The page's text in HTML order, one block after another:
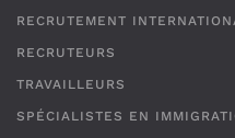
RECRUTEMENT
RECRUTEURS
TRAVAILLEURS
SPÉCIALISTES EN